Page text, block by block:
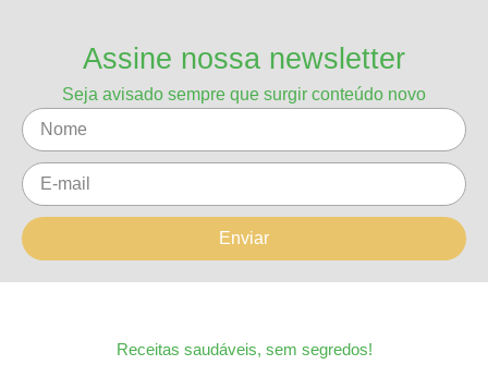
Assine nossa newsletter
Seja avisado sempre que surgir conteúdo novo
Enviar
Receitas saudáveis, sem segredos!